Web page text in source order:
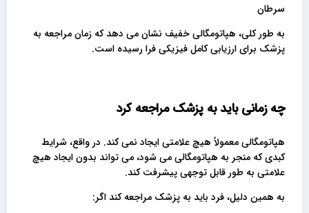
سرطان
به طور کلی، هپاتومگالی خفیف نشان می دهد که زمان مراجعه به
پزشک برای ارزیابی کامل فیزیکی فرا رسیده است.
چه زمانی باید به پزشک مراجعه کرد
هپاتومگالی معمولاً هیچ علامتی ایجاد نمی کند. در واقع، شرایط
کبدی که منجر به هپاتومگالی می شود، می تواند بدون ایجاد هیچ
علامتی به طور قابل توجهی پیشرفت کند.
به همین دلیل، فرد باید به پزشک مراجعه کند اگر: